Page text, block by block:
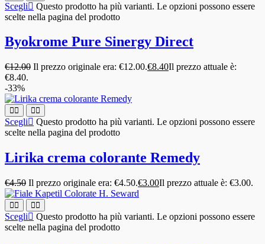
Scegli
Questo prodotto ha più varianti. Le opzioni possono essere
scelte nella pagina del prodotto
Byokrome Pure Sinergy Direct
€12.00 Il prezzo originale era: €12.00.€8.40Il prezzo attuale è:
€8.40.
-33%
Scegli
Questo prodotto ha più varianti. Le opzioni possono essere
scelte nella pagina del prodotto
Lirika crema colorante Remedy
€4.50 Il prezzo originale era: €4.50.€3.00Il prezzo attuale è: €3.00.
Scegli
Questo prodotto ha più varianti. Le opzioni possono essere
scelte nella pagina del prodotto